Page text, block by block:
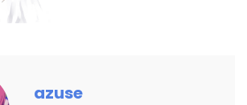
azuse